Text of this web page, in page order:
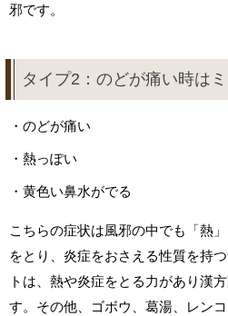
邪です。
タイプ2：のどが痛い時は
・ のどが痛い
・ 熱っぽい
・ 黄色い鼻水がでる
こちらの症状は風邪の中でも「熱
をとり、炎症をおさえる性質を持
トは、熱や炎症をとる力があり漢
す。その他、ゴボウ、葛湯、レン